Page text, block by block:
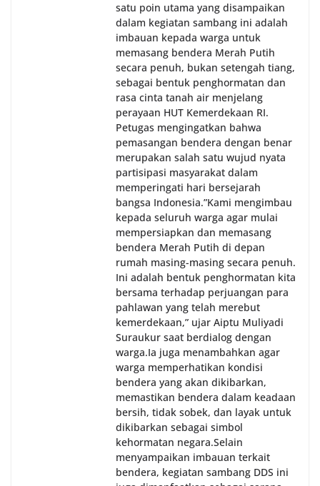
satu poin utama yang disampaikan
dalam kegiatan sambang ini adalah
imbauan kepada warga untuk
memasang bendera Merah Putih
secara penuh, bukan setengah tiang,
sebagai bentuk penghormatan dan
rasa cinta tanah air menjelang
perayaan HUT Kemerdekaan RI.
Petugas mengingatkan bahwa
pemasangan bendera dengan benar
merupakan salah satu wujud nyata
partisipasi masyarakat dalam
memperingati hari bersejarah
bangsa Indonesia.‎‎”Kami mengimbau
kepada seluruh warga agar mulai
mempersiapkan dan memasang
bendera Merah Putih di depan
rumah masing-masing secara penuh.
Ini adalah bentuk penghormatan kita
bersama terhadap perjuangan para
pahlawan yang telah merebut
kemerdekaan,” ujar Aiptu Muliyadi
Suraukur saat berdialog dengan
warga.‎‎Ia juga menambahkan agar
warga memperhatikan kondisi
bendera yang akan dikibarkan,
memastikan bendera dalam keadaan
bersih, tidak sobek, dan layak untuk
dikibarkan sebagai simbol
kehormatan negara.‎‎‎Selain
menyampaikan imbauan terkait
bendera, kegiatan sambang DDS ini